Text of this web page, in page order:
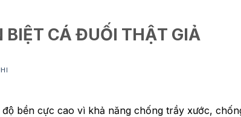
BIỆT CÁ ĐUỐI THẬT GIẢ
bền cực cao vì khả năng chống trầy xước,